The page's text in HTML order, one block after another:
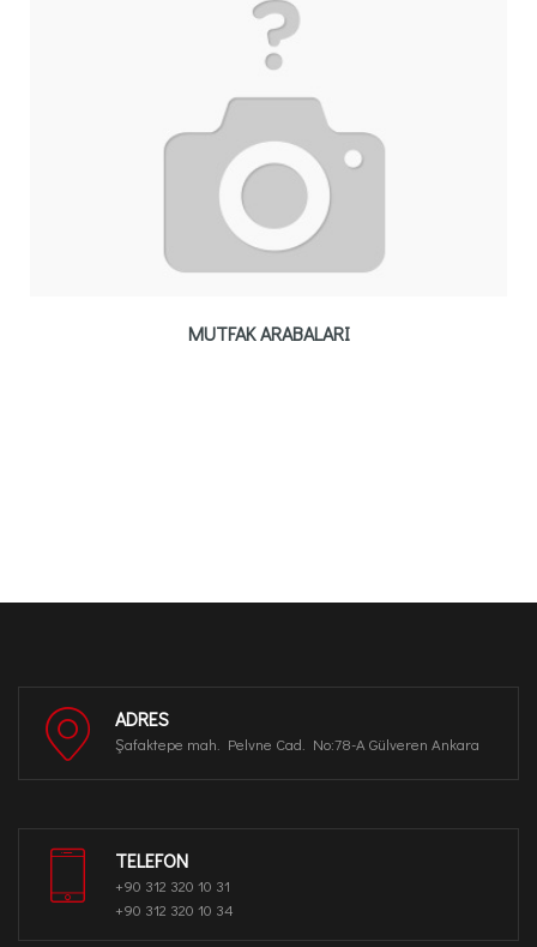
MUTFAK ARABALARI
ADRES
Şafaktepe mah. Pelvne Cad. No:78-A Gülveren Ankara
TELEFON
+90 312 320 10 31
+90 312 320 10 34